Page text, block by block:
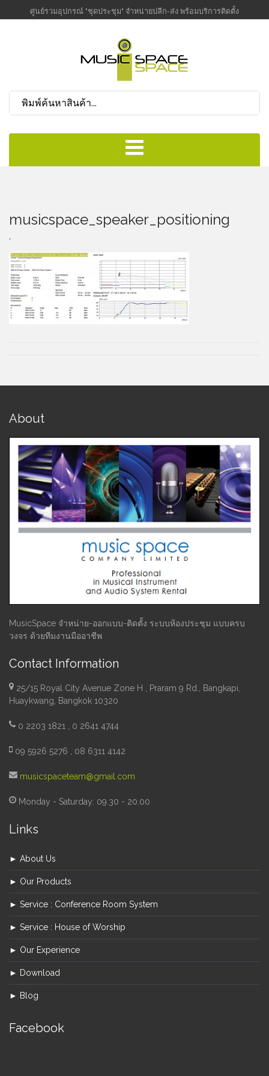
ศูนย์รวมอุปกรณ์ "ชุดประชุม" จำหน่ายปลีก-ส่ง พร้อมบริการติดตั้ง
musicspace_speaker_positioning
About
MusicSpace จำหน่าย-ออกแบบ-ติดตั้ง ระบบห้องประชุม แบบครบ
วงจร ด้วยทีมงานมืออาชีพ
Contact Information
25/15 Royal City Avenue Zone H , Praram 9 Rd., Bangkapi,
Huaykwang, Bangkok 10320
0 2203 1821 , 0 2641 4744
09 5926 5276 , 08 6311 4142
musicspaceteam@gmail.com
Monday - Saturday: 09.30 - 20.00
Links
► About Us
► Our Products
► Service : Conference Room System
► Service : House of Worship
► Our Experience
► Download
► Blog
Facebook